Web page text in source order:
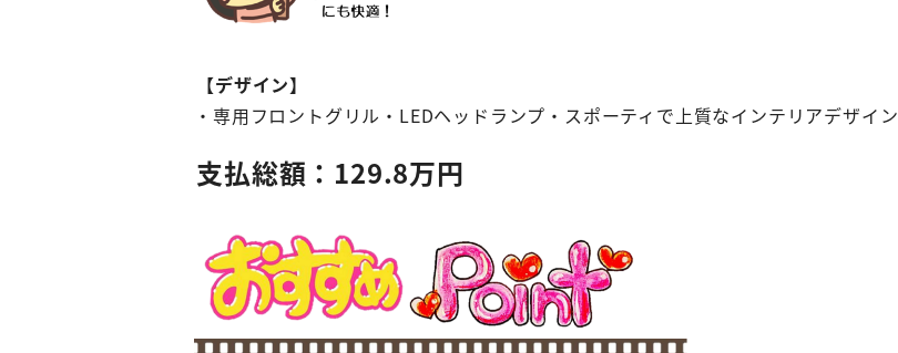
【デザイン】
・専用フロントグリル・LEDヘッドランプ・スポーティで上質なインテリアデザイン
支払総額：129.8万円